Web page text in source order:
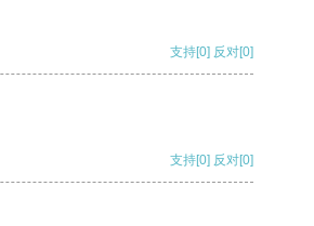
支持[0] 反对[0]
支持[0] 反对[0]